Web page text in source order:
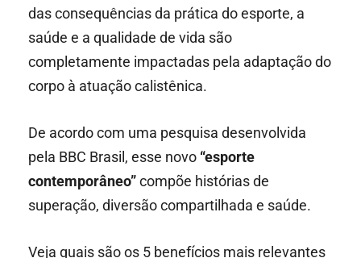
das consequências da prática do esporte, a
saúde e a qualidade de vida são
completamente impactadas pela adaptação do
corpo à atuação calistênica.
De acordo com uma pesquisa desenvolvida
pela BBC Brasil, esse novo “esporte
contemporâneo”compõe histórias de
superação, diversão compartilhada e saúde.
Veja quais são os 5 benefícios mais relevantes